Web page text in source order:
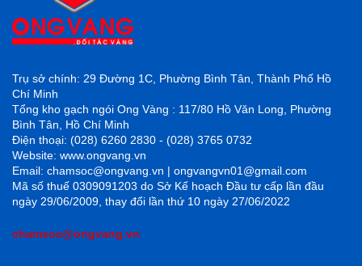
Trụ sở chính: 29 Đường 1C, Phường Bình Tân, Thành Phố Hồ
Chí Minh
Tổng kho gạch ngói Ong Vàng : 117/80 Hồ Văn Long, Phường
Bình Tân, Hồ Chí Minh
Điện thoại: (028) 6260 2830 - (028) 3765 0732
Website: www.ongvang.vn
Email: chamsoc@ongvang.vn | ongvangvn01@gmail.com
Mã số thuế 0309091203 do Sở Kế hoạch Đầu tư cấp lần đầu
ngày 29/06/2009, thay đổi lần thứ 10 ngày 27/06/2022
chamsoc@ongvang.vn